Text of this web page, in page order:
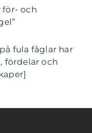
för- och
fula fåglar har
fördelar och